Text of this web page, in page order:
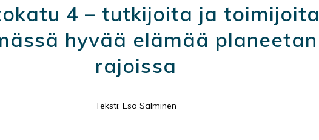
4 – tutkijoita ja toimijoita
hyvää elämää planeetan
rajoissa
Teksti: Esa Salminen